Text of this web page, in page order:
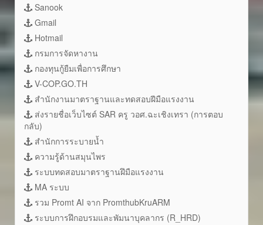
Sanook
Gmail
Hotmail
กรมการจัดหางาน
กองทุนกู้ยืมเพื่อการศึกษา
V-COP.GO.TH
สำนักงานมาตราฐานและทดสอบฝีมือแรงงาน
ส่งรายชื่อเว็บไซต์ SAR ครู วอศ.ฉะเชิงเทรา (การตอบ
กลับ)
สำนักการระบายน้ำ
ความรู้ด้านสมุนไพร
ระบบทดสอบมาตราฐานฝึมือแรงงาน
MA ระบบ
รวม Promt AI จาก PromthubKruARM
ระบบการฝึกอบรมและพัมนาบุคลากร (R_HRD)